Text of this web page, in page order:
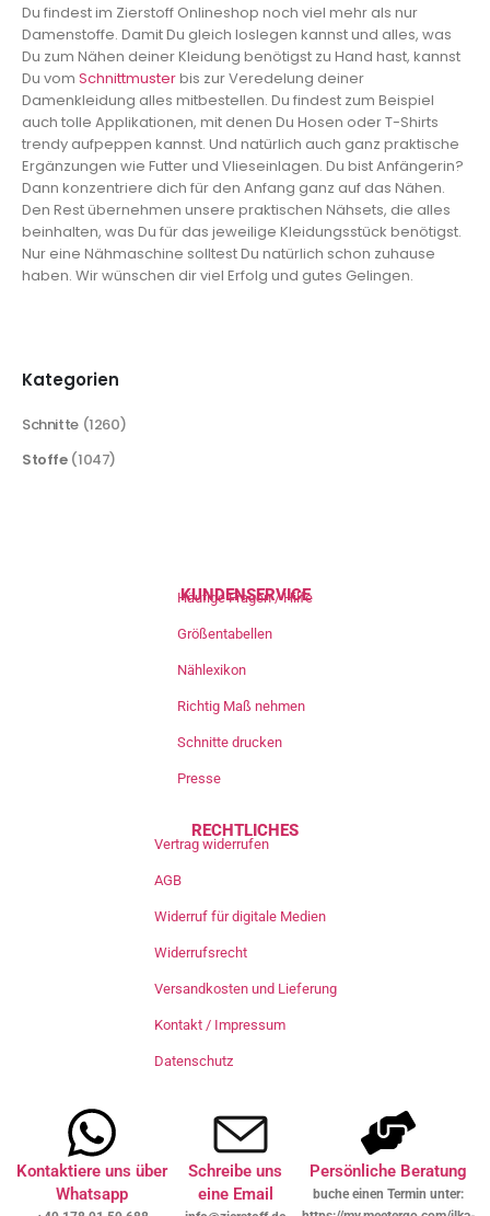
Du findest im Zierstoff Onlineshop noch viel mehr als nur
Damenstoffe. Damit Du gleich loslegen kannst und alles, was
Du zum Nähen deiner Kleidung benötigst zu Hand hast, kannst
Du vom Schnittmusterbis zur Veredelung deiner
Damenkleidung alles mitbestellen. Du findest zum Beispiel
auch tolle Applikationen, mit denen Du Hosen oder T-Shirts
trendy aufpeppen kannst. Und natürlich auch ganz praktische
Ergänzungen wie Futter und Vlieseinlagen. Du bist Anfängerin?
Dann konzentriere dich für den Anfang ganz auf das Nähen.
Den Rest übernehmen unsere praktischen Nähsets, die alles
beinhalten, was Du für das jeweilige Kleidungsstück benötigst.
Nur eine Nähmaschine solltest Du natürlich schon zuhause
haben. Wir wünschen dir viel Erfolg und gutes Gelingen.
Kategorien
Schnitte (1260)
Stoffe (1047)
KUNDENSERVICE
Häufige Fragen / Hilfe
Größentabellen
Nählexikon
Richtig Maß nehmen
Schnitte drucken
Presse
RECHTLICHES
Vertrag widerrufen
AGB
Widerruf für digitale Medien
Widerrufsrecht
Versandkosten und Lieferung
Kontakt / Impressum
Datenschutz
Kontaktiere uns über
Whatsapp
Schreibe uns
eine Email
Persönliche Beratung
buche einen Termin unter: